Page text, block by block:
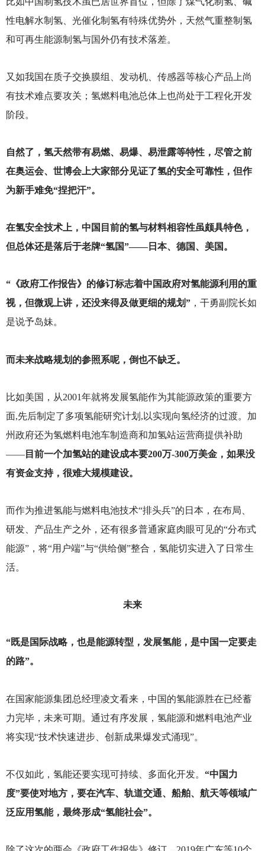
性电解水制氢、光催化制氢有特殊优势外，天然气重整制氢
和可再生能源制氢与国外仍有技术落差。
又如我国在质子交换膜组、发动机、传感器等核心产品上尚
有技术难点要攻关；氢燃料电池总体上也尚处于工程化开发
阶段。
自然了，氢天然带有易燃、易爆、易泄露等特性，尽管之前
在奥运会、世博会上大家部分见证了氢的安全可靠性，但作
为新手难免“捏把汗”。
在氢安全技术上，中国目前的氢与材料相容性虽颇具特色，
但总体还是落后于老牌“氢国”——日本、德国、美国。
“《政府工作报告》的修订标志着中国政府对氢能源利用的重
视，但微观上讲，还没来得及做更细的规划”，干勇副院长如
是说予岛妹。
而未来战略规划的参照系呢，倒也不缺乏。
比如美国，从2001年就将发展氢能作为其能源政策的重要方
面,先后制定了多项氢能研究计划,以实现向氢经济的过渡。加
州政府还为氢燃料电池车制造商和加氢站运营商提供补助
——目前一个加氢站的建设成本要200万-300万美金，如果没
有资金支持，很难大规模建设。
而作为推进氢能与燃料电池技术“排头兵”的日本，在布局、
研发、产品生产之外，还有很多普通家庭肉眼可见的“分布式
能源”，将“用户端”与“供给侧”整合，氢能切实进入了日常生
活。
未来
“既是国际战略，也是能源转型，发展氢能，是中国一定要走
的路”。
在国家能源集团总经理凌文看来，中国的氢能源胜在已经蓄
力完毕，未来可期。通过有序发展，氢能源和燃料电池产业
将实现“技术快速进步、创新成果爆发式涌现”。
不仅如此，氢能还要实现可持续、多面化开发。 “中国力
度”要使对地方，要在汽车、轨道交通、船舶、航天等领域广
泛应用氢能，最终形成“氢能社会”。